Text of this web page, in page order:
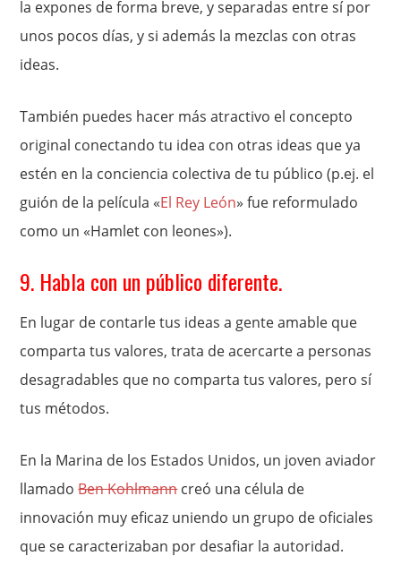
la expones de forma breve, y separadas entre sí por
unos pocos días, y si además la mezclas con otras
ideas.
También puedes hacer más atractivo el concepto
original conectando tu idea con otras ideas que ya
estén en la conciencia colectiva de tu público (p.ej. el
guión de la película «El Rey León» fue reformulado
como un «Hamlet con leones»).
9. Habla con un público diferente.
En lugar de contarle tus ideas a gente amable que
comparta tus valores, trata de acercarte a personas
desagradables que no comparta tus valores, pero sí
tus métodos.
En la Marina de los Estados Unidos, un joven aviador
llamadoBen Kohlmanncreó una célula de
innovación muy eficaz uniendo un grupo de oficiales
que se caracterizaban por desafiar la autoridad.